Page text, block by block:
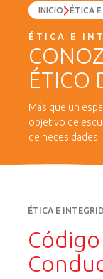
INICIO ÉTICA
ÉTICA E
ÉTICO
Más que un
objetivo de
de necesidades
ÉTICA E